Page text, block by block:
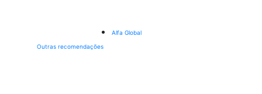
Alfa Global
Outras recomendações